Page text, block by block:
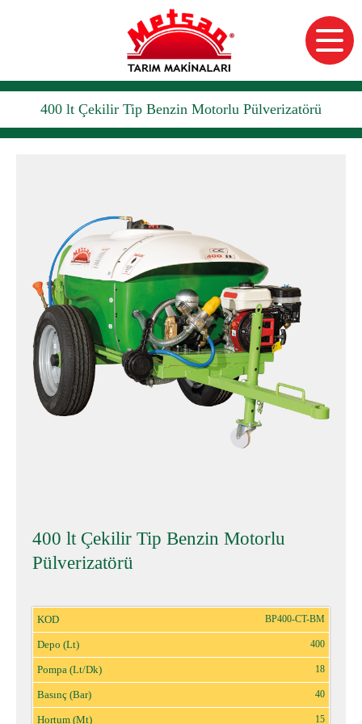
400 lt Çekilir Tip Benzin Motorlu Pülverizatörü
400 lt Çekilir Tip Benzin Motorlu
Pülverizatörü
BP400-CT-BM
400
18
40
15